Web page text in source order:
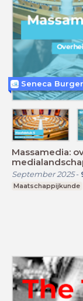
Massamedia:
September 2025-
Maatschappijkunde
Seneca